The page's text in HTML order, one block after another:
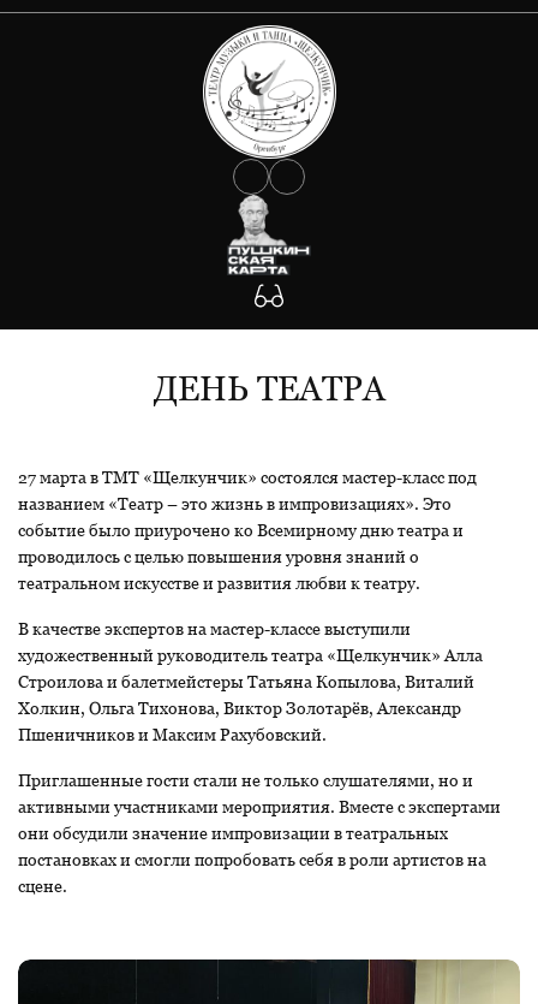
О ТЕАТРЕ
Документы
Сведения об учредителе
Государственное задание
Антикоррупция
Противодействие Covid-19
Антитеррористическая защищенность
Будьте внимательны!
Участникам СВО
АФИША
КОЛЛЕКТИВ
УЧАСТНИКАМ СВО
ФОТО
КОНТАКТЫ
ДЕНЬ ТЕАТРА
27 марта в ТМТ «Щелкунчик» состоялся мастер-класс под
названием «Театр – это жизнь в импровизациях». Это
событие было приурочено ко Всемирному дню театра и
проводилось с целью повышения уровня знаний о
театральном искусстве и развития любви к театру.
В качестве экспертов на мастер-классе выступили
художественный руководитель театра «Щелкунчик» Алла
Строилова и балетмейстеры Татьяна Копылова, Виталий
Холкин, Ольга Тихонова, Виктор Золотарёв, Александр
Пшеничников и Максим Рахубовский.
Приглашенные гости стали не только слушателями, но и
активными участниками мероприятия. Вместе с экспертами
они обсудили значение импровизации в театральных
постановках и смогли попробовать себя в роли артистов на
сцене.